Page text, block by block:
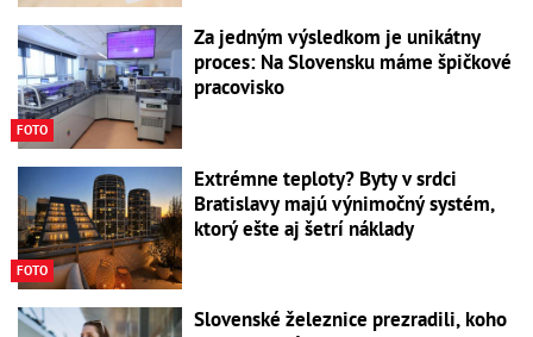
FOTO
Za jedným výsledkom je unikátny
proces: Na Slovensku máme špičkové
pracovisko
FOTO
Extrémne teploty? Byty v srdci
Bratislavy majú výnimočný systém,
ktorý ešte aj šetrí náklady
Slovenské železnice prezradili, koho